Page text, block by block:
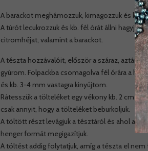
A barackot meghámozzuk, kimagozzuk és kis
A túrót lecukrozzuk és kb. fél órát állni hagyjuk.
citromhéjat, valamint a barackot.
A tészta hozzávalóit, először a száraz, aztán
gyúrom. Folpackba csomagolva fél órára a
és kb. 3-4 mm vastagra kinyújtom.
Rátesszük a tölteléket egy vékony kb. 2 cm-
csak annyit, hogy a tölteléket beburkoljuk.
A töltött részt levágjuk a tésztáról és ahol a
henger formát megigazítjuk.
A töltést addig folytatjuk, amíg a tészta el